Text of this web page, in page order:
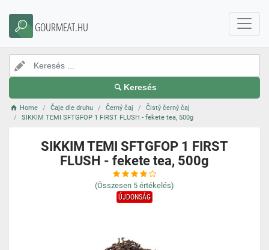
GOURMEAT.HU
Keresés
Home Čaje dle druhu Černý čaj
Čistý černý čaj
SIKKIM TEMI SFTGFOP 1 FIRST FLUSH - fekete tea, 500g
SIKKIM TEMI SFTGFOP 1 FIRST
FLUSH - fekete tea, 500g
(Összesen 5 értékelés)
ÚJDONSÁG